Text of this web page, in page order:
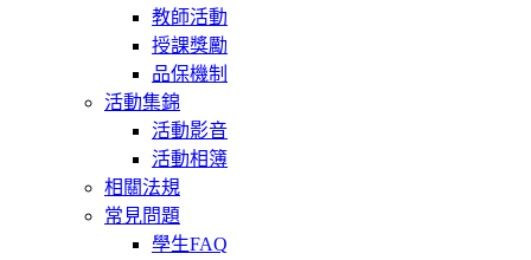
教師活動
授課獎勵
品保機制
活動集錦
活動影音
活動相簿
相關法規
常見問題
學生FAQ